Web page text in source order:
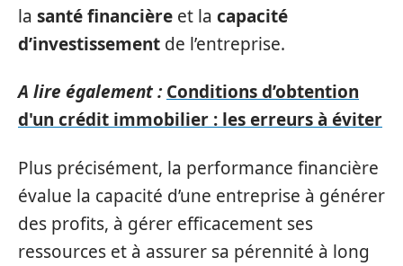
la santé financière et la capacité
d’investissement de l’entreprise.
A lire également : Conditions d’obtention
d'un crédit immobilier : les erreurs à éviter
Plus précisément, la performance financière
évalue la capacité d’une entreprise à générer
des profits, à gérer efficacement ses
ressources et à assurer sa pérennité à long